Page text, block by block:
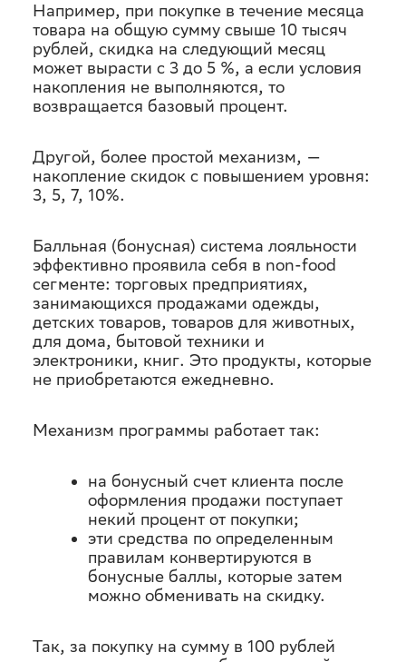
Например, при покупке в течение месяца
товара на общую сумму свыше 10 тысяч
рублей, скидка на следующий месяц
может вырасти с 3 до 5 %, а если условия
накопления не выполняются, то
возвращается базовый процент.
Другой, более простой механизм, —
накопление скидок с повышением уровня:
3, 5, 7, 10%.
Балльная (бонусная) система лояльности
эффективно проявила себя в non-food
сегменте: торговых предприятиях,
занимающихся продажами одежды,
детских товаров, товаров для животных,
для дома, бытовой техники и
электроники, книг. Это продукты, которые
не приобретаются ежедневно.
Механизм программы работает так:
на бонусный счет клиента после
оформления продажи поступает
некий процент от покупки;
эти средства по определенным
правилам конвертируются в
бонусные баллы, которые затем
можно обменивать на скидку.
Так, за покупку на сумму в 100 рублей